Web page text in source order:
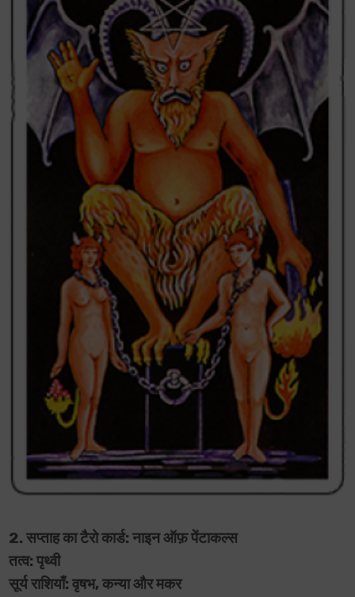
2. सप्ताह का टैरो कार्ड: नाइन ऑफ़ पेंटाकल्स
तत्व: पृथ्वी
सूर्य राशियाँ: वृषभ, कन्या और मकर